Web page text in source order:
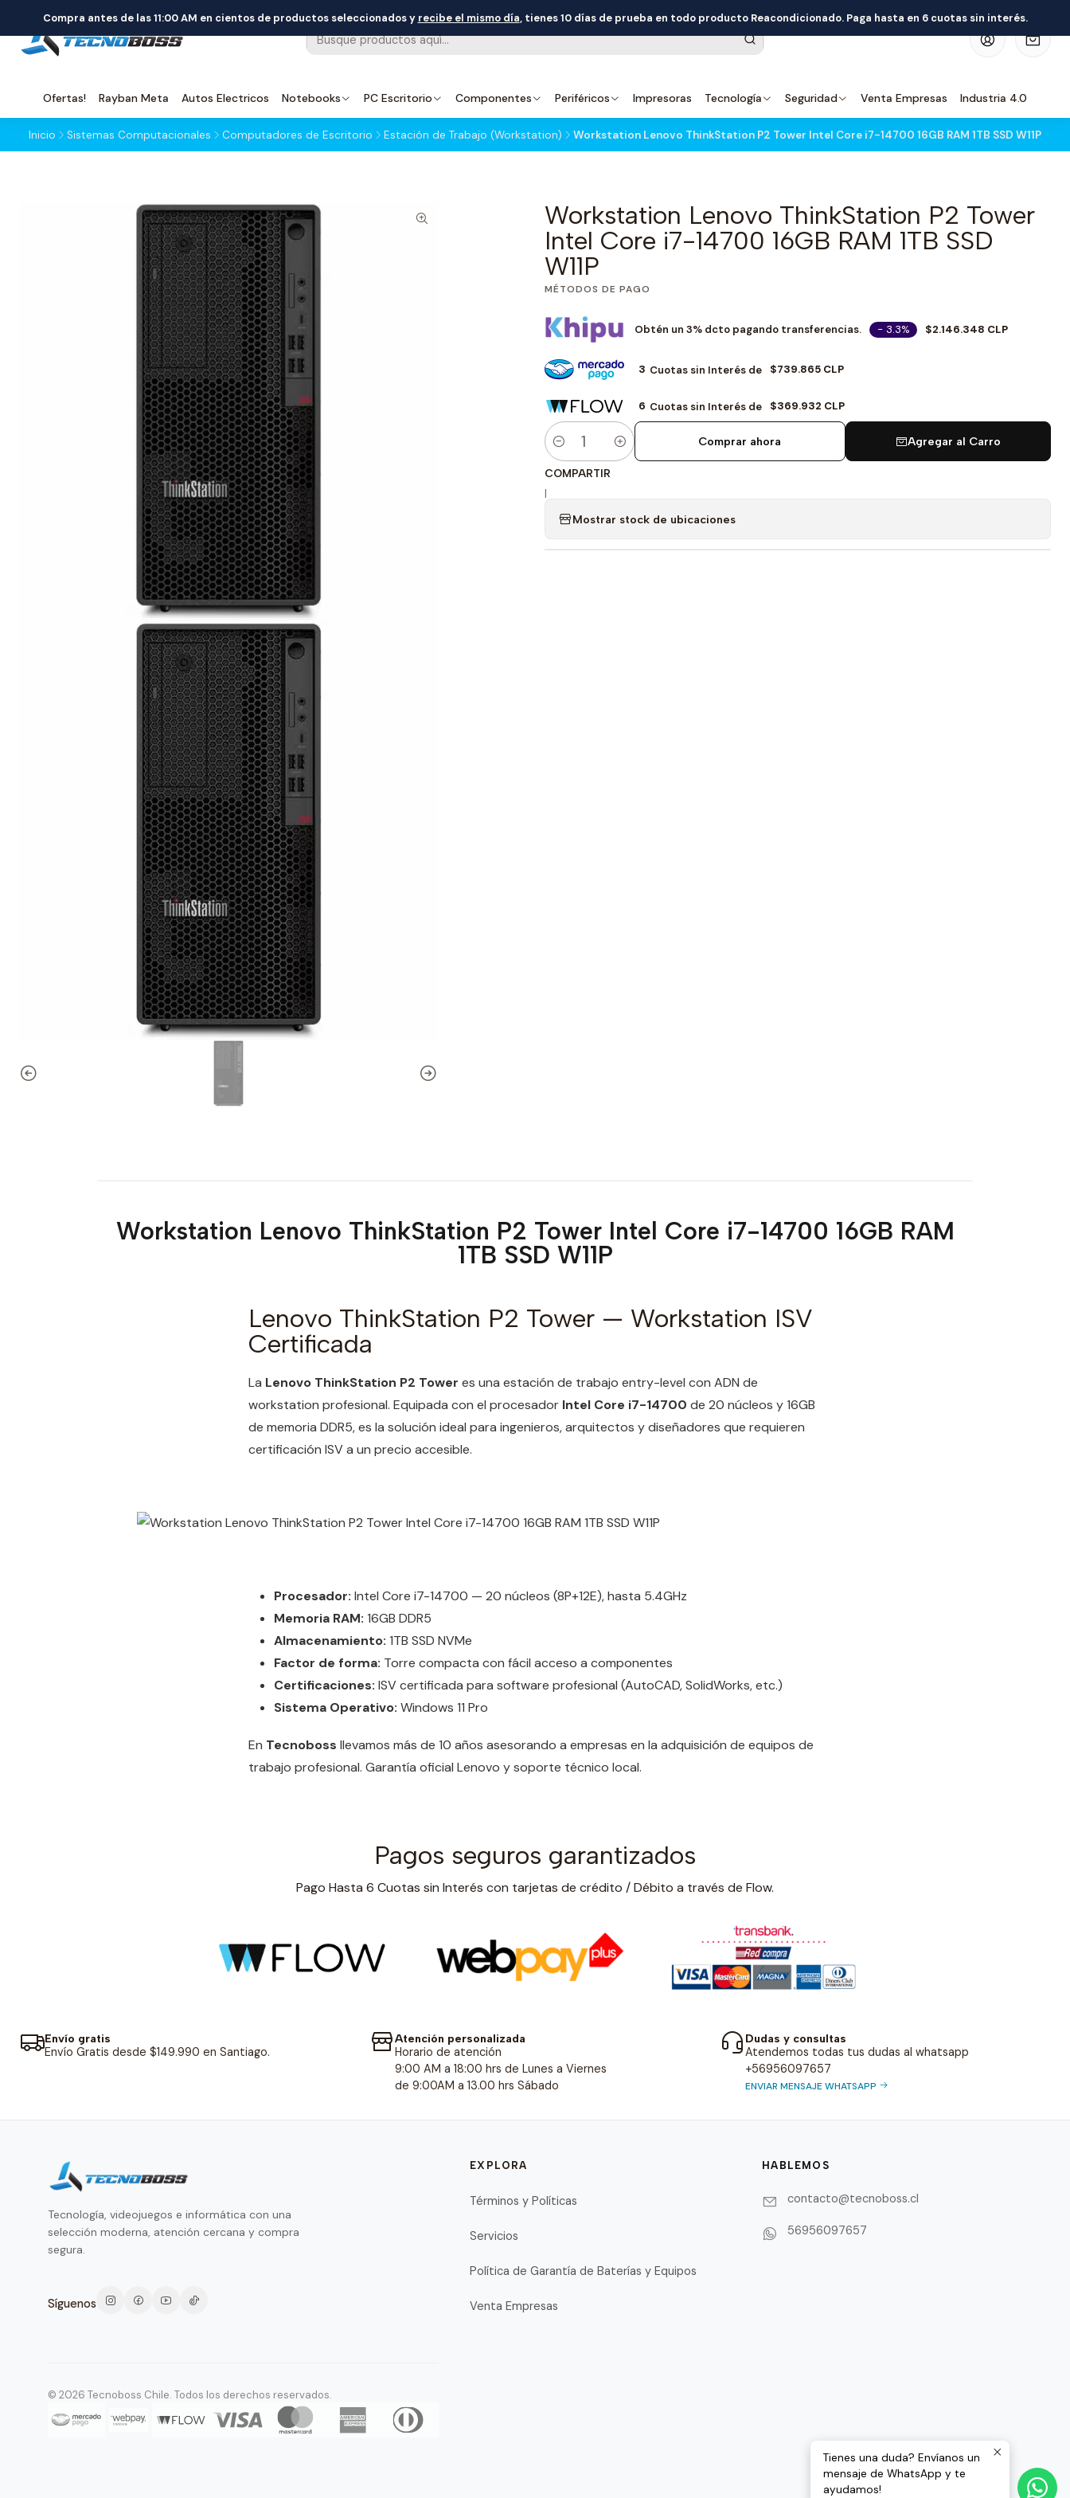
Ofertas! Rayban Meta Autos Electricos Notebooks PC Escritorio Componentes Periféricos Impresoras Tecnología Seguridad Venta Empresas Industria 4.0
Compra antes de las 11:00 AM en cientos de productos seleccionados y recibe el mismo día, tienes 10 días de prueba en todo producto Reacondicionado. Paga hasta en 6 cuotas sin interés.
Inicio Sistemas Computacionales Computadores de Escritorio Estación de Trabajo (Workstation) Workstation Lenovo ThinkStation P2 Tower Intel Core i7-14700 16GB RAM 1TB SSD W11P
Workstation Lenovo ThinkStation P2 Tower
Intel Core i7-14700 16GB RAM 1TB SSD
W11P
MÉTODOS DE PAGO
Obtén un 3% dcto pagando transferencias. - 3.3% $2.146.348 CLP
3 Cuotas sin Interés de $739.865 CLP
6 Cuotas sin Interés de $369.932 CLP
Cantidad
Agregar al Carro
Comprar ahora
COMPARTIR
|
Mostrar stock de ubicaciones
Workstation Lenovo ThinkStation P2 Tower Intel Core i7-14700 16GB RAM
1TB SSD W11P
Lenovo ThinkStation P2 Tower — Workstation ISV
Certificada
La Lenovo ThinkStation P2 Tower es una estación de trabajo entry-level con ADN de
workstation profesional. Equipada con el procesador Intel Core i7-14700 de 20 núcleos y 16GB
de memoria DDR5, es la solución ideal para ingenieros, arquitectos y diseñadores que requieren
certificación ISV a un precio accesible.
Procesador: Intel Core i7-14700 — 20 núcleos (8P+12E), hasta 5.4GHz
Memoria RAM: 16GB DDR5
Almacenamiento: 1TB SSD NVMe
Factor de forma: Torre compacta con fácil acceso a componentes
Certificaciones: ISV certificada para software profesional (AutoCAD, SolidWorks, etc.)
Sistema Operativo: Windows 11 Pro
En Tecnoboss llevamos más de 10 años asesorando a empresas en la adquisición de equipos de
trabajo profesional. Garantía oficial Lenovo y soporte técnico local.
Pagos seguros garantizados
Pago Hasta 6 Cuotas sin Interés con tarjetas de crédito / Débito a través de Flow.
Envío gratis
Envío Gratis desde $149.990 en Santiago.
Atención personalizada
Horario de atención
9:00 AM a 18:00 hrs de Lunes a Viernes
de 9:00AM a 13.00 hrs Sábado
Dudas y consultas
Atendemos todas tus dudas al whatsapp
+56956097657
ENVIAR MENSAJE WHATSAPP
Tecnología, videojuegos e informática con una
selección moderna, atención cercana y compra
segura.
Síguenos
EXPLORA
Términos y Políticas
Servicios
Política de Garantía de Baterías y Equipos
Venta Empresas
HABLEMOS
contacto@tecnoboss.cl
56956097657
© 2026 Tecnoboss Chile. Todos los derechos reservados.
Tienes una duda? Envíanos un
mensaje de WhatsApp y te
ayudamos!